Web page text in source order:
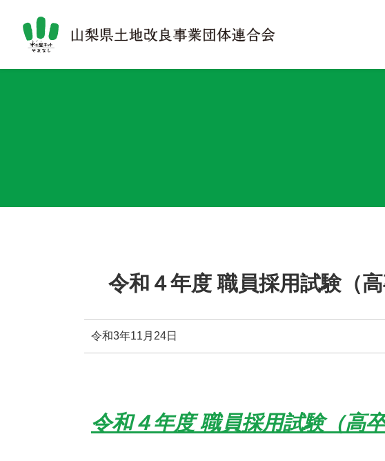
令和４年度 職員採用試験（
令和3年11月24日
令和４年度 職員採用試験（高